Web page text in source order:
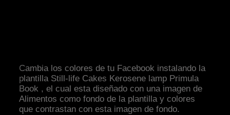
Cambia los colores de tu Facebook instalando la
plantilla Still-life Cakes Kerosene lamp Primula
Book , el cual esta diseñado con una imagen de
Alimentos como fondo de la plantilla y colores
que contrastan con esta imagen de fondo.